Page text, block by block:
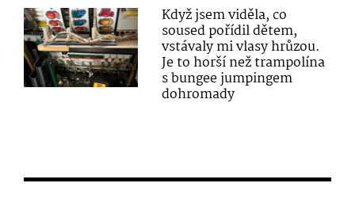
Když jsem viděla, co
soused pořídil dětem,
vstávaly mi vlasy hrůzou.
Je to horší než trampolína
s bungee jumpingem
dohromady